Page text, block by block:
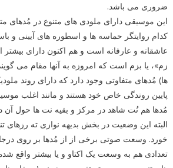
ضروری می باشد.
این موسیقی دارای ملودی های متنوع در مُدهای
کدام روایتگر حماسه ها و اسطوره های آیینی و
عاشقانه و عارفانه است و هم اکنون دارای بیشتر
زم»، یا بزم است که امروزه به آنها مقام می
ها) مُدهای متفاوتی وجود دارد که دارای روند
پایین روندگی خاص خود هستند و مانند اغلب
مُدها هم نُت شاهد در مرکز و بقیه نت ها حول
البته این وضعیت در بخش بدیهه نوازی ته رزهای
خورد. وسعت صوتی برخی از از مُدها بر روی درجات
تعدادی هم به وسعت یک اکتاو و یا بیشتر واقع